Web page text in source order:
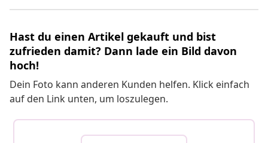
Hast du einen Artikel gekauft und bist
zufrieden damit? Dann lade ein Bild davon
hoch!
Dein Foto kann anderen Kunden helfen. Klick einfach
auf den Link unten, um loszulegen.